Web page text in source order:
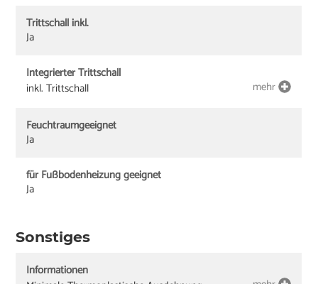
Trittschall inkl.
Ja
Integrierter Trittschall
inkl. Trittschall
mehr
Feuchtraumgeeignet
Ja
für Fußbodenheizung geeignet
Ja
Sonstiges
Informationen